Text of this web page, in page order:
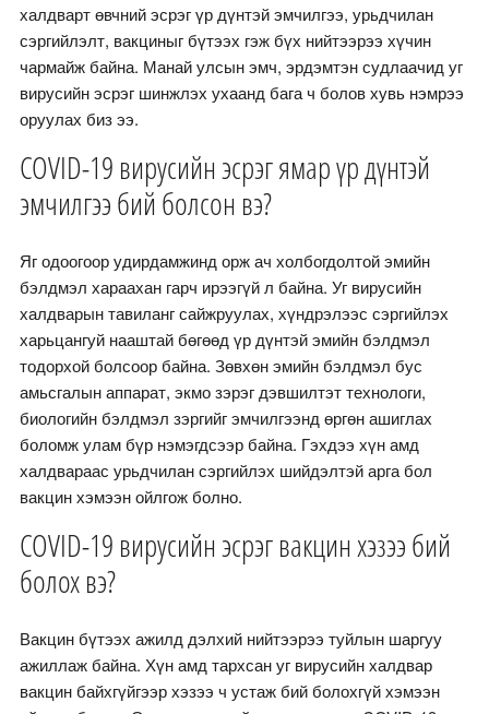
халдварт өвчний эсрэг үр дүнтэй эмчилгээ, урьдчилан
сэргийлэлт, вакциныг бүтээх гэж бүх нийтээрээ хүчин
чармайж байна. Манай улсын эмч, эрдэмтэн судлаачид уг
вирусийн эсрэг шинжлэх ухаанд бага ч болов хувь нэмрээ
оруулах биз ээ.
COVID-19 вирусийн эсрэг ямар үр дүнтэй
эмчилгээ бий болсон вэ?
Яг одоогоор удирдамжинд орж ач холбогдолтой эмийн
бэлдмэл хараахан гарч ирээгүй л байна. Уг вирусийн
халдварын тавиланг сайжруулах, хүндрэлээс сэргийлэх
харьцангуй нааштай бөгөөд үр дүнтэй эмийн бэлдмэл
тодорхой болсоор байна. Зөвхөн эмийн бэлдмэл бус
амьсгалын аппарат, экмо зэрэг дэвшилтэт технологи,
биологийн бэлдмэл зэргийг эмчилгээнд өргөн ашиглах
боломж улам бүр нэмэгдсээр байна. Гэхдээ хүн амд
халдвараас урьдчилан сэргийлэх шийдэлтэй арга бол
вакцин хэмээн ойлгож болно.
COVID-19 вирусийн эсрэг вакцин хэзээ бий
болох вэ?
Вакцин бүтээх ажилд дэлхий нийтээрээ туйлын шаргуу
ажиллаж байна. Хүн амд тархсан уг вирусийн халдвар
вакцин байхгүйгээр хэзээ ч устаж бий болохгүй хэмээн